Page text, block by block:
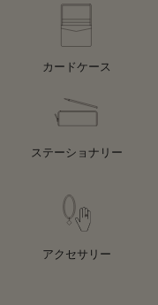
カードケース
ステーショナリー
アクセサリー